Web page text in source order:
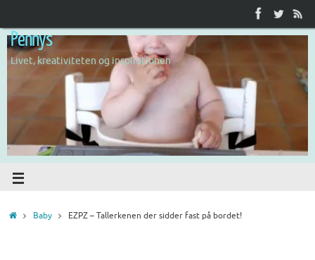
Pennys
Livet, kreativiteten og inspirationen
Baby EZPZ – Tallerkenen der sidder fast på bordet!